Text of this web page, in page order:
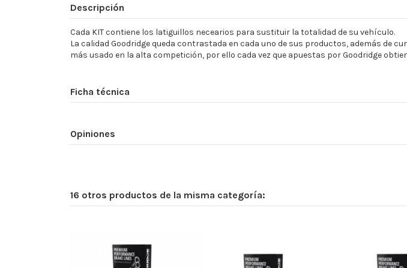
Descripción
Cada KIT contiene los latiguillos necearios para sustituir la totalidad de su vehículo.
La calidad Goodridge queda contrastada en cada uno de sus productos, además de
más usado en la alta competición, por ello cada vez que apuestas por Goodridge
Ficha técnica
Opiniones
16 otros productos de la misma categoría: